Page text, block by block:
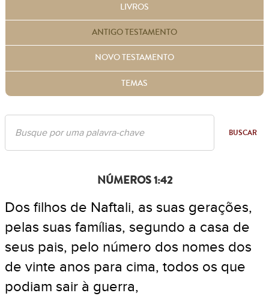
LIVROS
ANTIGO TESTAMENTO
NOVO TESTAMENTO
TEMAS
BUSCAR
NÚMEROS 1:42
Dos filhos de Naftali, as suas gerações,
pelas suas famílias, segundo a casa de
seus pais, pelo número dos nomes dos
de vinte anos para cima, todos os que
podiam sair à guerra,